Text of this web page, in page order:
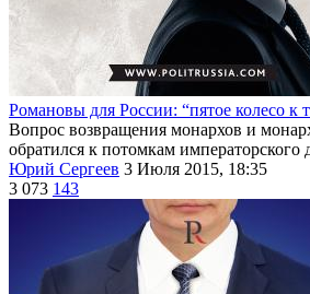
Романовы для России: “пятое колесо к
Вопрос возвращения монархов и
обратился к потомкам
Юрий Сергеев 3 Июля 2015, 18:35
3 073 143